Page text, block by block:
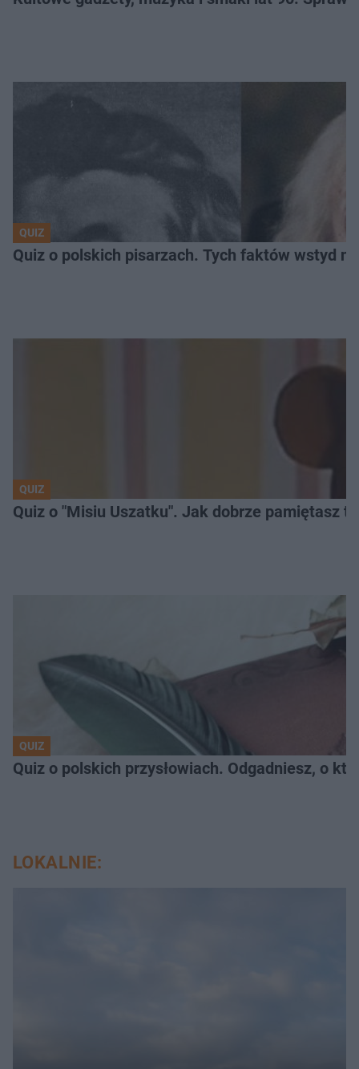
QUIZ
Quiz o polskich pisarzach. Tych faktów wstyd
QUIZ
Quiz o "Misiu Uszatku". Jak dobrze pamiętasz
QUIZ
Quiz o polskich przysłowiach. Odgadniesz, o
LOKALNIE: